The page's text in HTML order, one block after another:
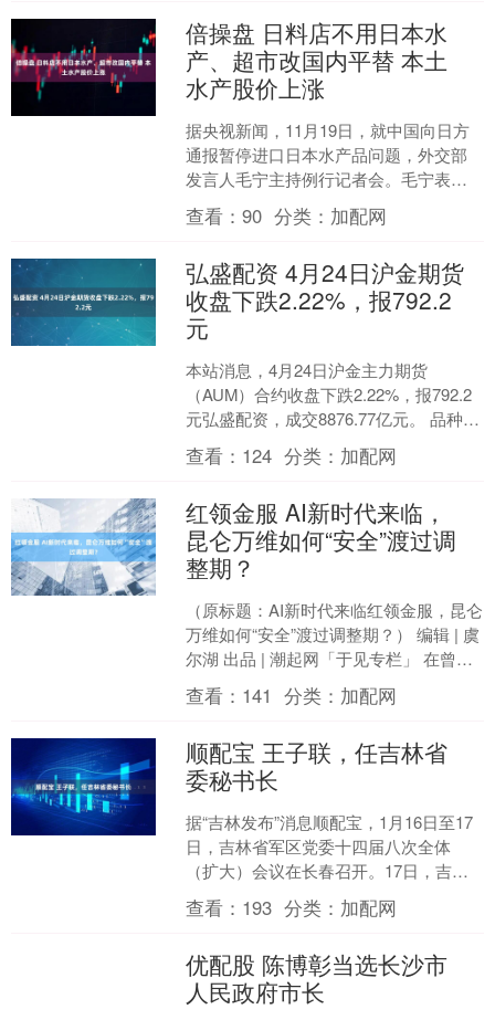
倍操盘 日料店不用日本水
产、超市改国内平替 本土
水产股价上涨
据央视新闻，11月19日，就中国向日方
通报暂停进口日本水产品问题，外交部
发言人毛宁主持例行记者会。毛宁表
示，日方此前承诺履行输华水产品的监
管责任，保障产品质量安....
查看：90 分类： 加配网
弘盛配资 4月24日沪金期货
收盘下跌2.22%，报792.2
元
本站消息，4月24日沪金主力期货
（AUM）合约收盘下跌2.22%，报792.2
元弘盛配资，成交8876.77亿元。 品种简
介：沪金期货是在上海期货交易所
（SHF....
查看： 124 分类： 加配网
红领金服 AI新时代来临，
昆仑万维如何“安全”渡过调
整期？
（原标题：AI新时代来临红领金服，昆仑
万维如何“安全”渡过调整期？） 编辑 | 虞
尔湖 出品 | 潮起网「于见专栏」 在曾经
的互联网时代，昆仑万维曾凭借其多元
化....
查看： 141 分类： 加配网
顺配宝 王子联，任吉林省
委秘书长
据“吉林发布”消息顺配宝，1月16日至17
日，吉林省军区党委十四届八次全体
（扩大）会议在长春召开。17日，吉林
省委书记、省军区党委第一书记黄强出
席会议并讲话。 ....
查看： 193 分类： 加配网
优配股 陈博彰当选长沙市
人民政府市长